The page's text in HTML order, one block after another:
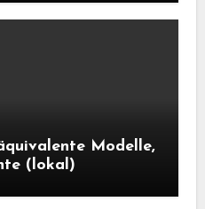
Modelle,
(lokal)